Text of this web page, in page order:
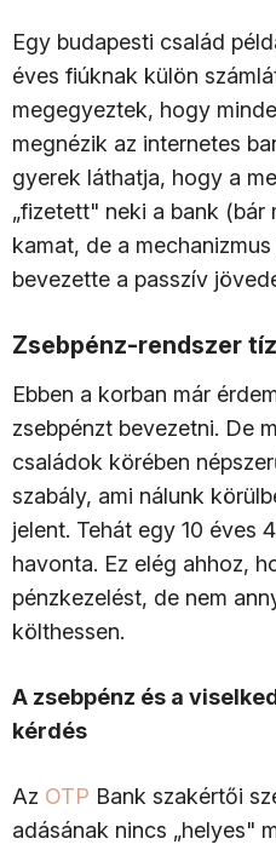
Egy budapesti család
éves fiúknak külön
megegyeztek, hogy
megnézik az internetes
gyerek láthatja, hogy a
„fizetett" neki a bank (bár
kamat, de a
bevezette a passzív
Zsebpénz-rendszer
Ebben a korban már
zsebpénzt bevezetni. De
családok körében
szabály, ami nálunk
jelent. Tehát egy 10 éves
havonta. Ez elég ahhoz,
pénzkezelést, de nem
költhessen.
A zsebpénz és a
kérdés
Az OTP Bank szakértői
adásának nincs „helyes"